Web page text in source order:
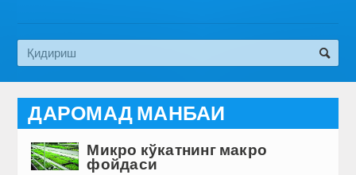
Эко медиа
ДАРОМАД МАНБАИ
Микро кўкатнинг макро
фойдаси